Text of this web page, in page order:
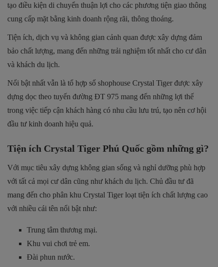
tạo điều kiện di chuyển thuận lợi cho các phương tiện giao thông
cung cấp mặt bằng kinh doanh rộng rãi, thông thoáng.
Tiện ích, dịch vụ và không gian cảnh quan được xây dựng đảm
bảo chất lượng, mang đến những trải nghiệm tốt nhất cho cư dân
và khách du lịch.
Nổi bật nhất vẫn là tổ hợp số shophouse Crystal Tiger được xây
dựng dọc theo tuyến đường ĐT 975 mang đến những lợi thế
trong việc tiếp cận khách hàng có nhu cầu lưu trú, tạo nên cơ hội
đầu tư kinh doanh hiệu quả.
Tiện ích Crystal Tiger Phú Quốc gồm những gì?
Với mục tiêu xây dựng không gian sống và nghỉ dưỡng phù hợp
với tất cả mọi cư dân cũng như khách du lịch. Chủ đầu tư đã
mang đến cho phân khu Crystal Tiger loạt tiện ích chất lượng cao
với nhiều cái tên nổi bật như:
Trung tâm thương mại.
Khu vui chơi trẻ em.
Đài phun nước.